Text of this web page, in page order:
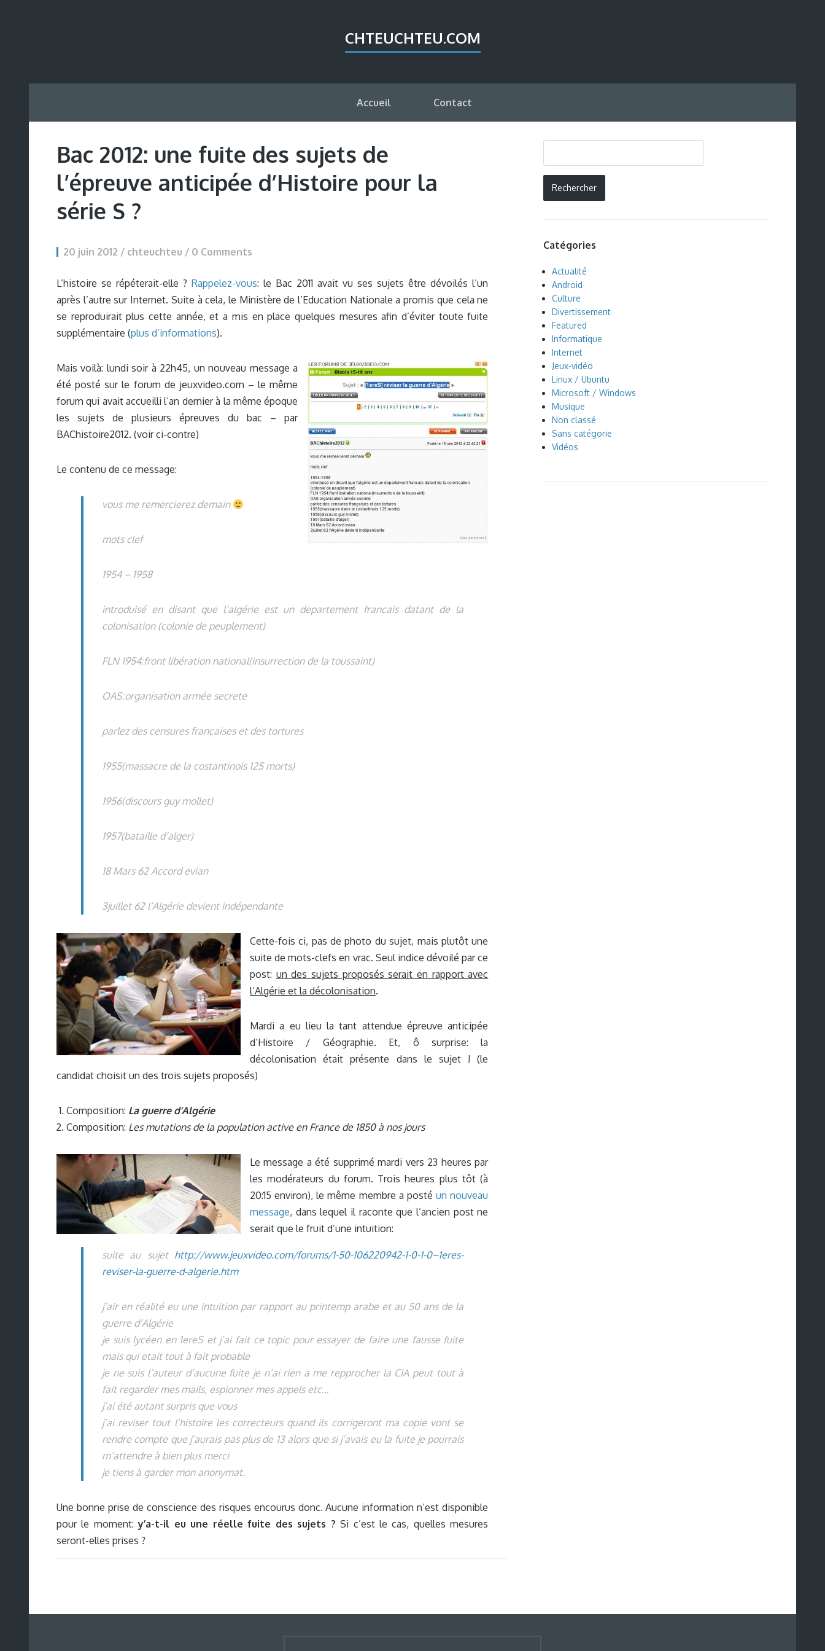
CHTEUCHTEU.COM
Accueil Contact
Bac 2012: une fuite des sujets de
l’épreuve anticipée d’Histoire pour la
série S ?
20 juin 2012 / chteuchteu / 0 Comments
L’histoire se répéterait-elle ?Rappelez-vous: le Bac 2011 avait vu ses sujets être dévoilés l’un
après l’autre sur Internet. Suite à cela, le Ministère de l’Education Nationale a promis que cela ne
se reproduirait plus cette année, et a mis en place quelques mesures afin d’éviter toute fuite
supplémentaire (plus d’informations).
Mais voilà: lundi soir à 22h45, un nouveau message a
été posté sur le forum de jeuxvideo.com – le même
forum qui avait accueilli l’an dernier à la même époque
les sujets de plusieurs épreuves du bac – par
BAChistoire2012. (voir ci-contre)
Le contenu de ce message:
vous me remercierez demain
mots clef
1954 – 1958
introduisé en disant que l’algérie est un departement francais datant de la
colonisation (colonie de peuplement)
FLN 1954:front libération national(insurrection de la toussaint)
OAS:organisation armée secrete
parlez des censures françaises et des tortures
1955(massacre de la costantinois 125 morts)
1956(discours guy mollet)
1957(bataille d’alger)
18 Mars 62 Accord evian
3juillet 62 l’Algérie devient indépendante
Cette-fois ci, pas de photo du sujet, mais plutôt une
suite de mots-clefs en vrac. Seul indice dévoilé par ce
post: un des sujets proposés serait en rapport avec
l’Algérie et la décolonisation.
Mardi a eu lieu la tant attendue épreuve anticipée
d’Histoire / Géographie. Et, ô surprise: la
décolonisation était présente dans le sujet ! (le
candidat choisit un des trois sujets proposés)
Composition: La guerre d’Algérie
Composition: Les mutations de la population active en France de 1850 à nos jours
Le message a été supprimé mardi vers 23 heures par
les modérateurs du forum. Trois heures plus tôt (à
20:15 environ), le même membre a postéun nouveau
message, dans lequel il raconte que l’ancien post ne
serait que le fruit d’une intuition:
suite au sujet http://www.jeuxvideo.com/forums/1-50-106220942-1-0-1-0–1eres-
reviser-la-guerre-d-algerie.htm
j’air en réalité eu une intuition par rapport au printemp arabe et au 50 ans de la
guerre d’Algérie
je suis lycéen en 1ereS et j’ai fait ce topic pour essayer de faire une fausse fuite
mais qui etait tout à fait probable
je ne suis l’auteur d’aucune fuite je n’ai rien a me repprocher la CIA peut tout à
fait regarder mes mails, espionner mes appels etc…
j’ai été autant surpris que vous
j’ai reviser tout l’histoire les correcteurs quand ils corrigeront ma copie vont se
rendre compte que j’aurais pas plus de 13 alors que si j’avais eu la fuite je pourrais
m’attendre à bien plus merci
je tiens à garder mon anonymat.
Une bonne prise de conscience des risques encourus donc. Aucune information n’est disponible
pour le moment:y’a-t-il eu une réelle fuite des sujets ? Si c’est le cas, quelles mesures
seront-elles prises ?
Catégories
Actualité
Android
Culture
Divertissement
Featured
Informatique
Internet
Jeux-vidéo
Linux / Ubuntu
Microsoft / Windows
Musique
Non classé
Sans catégorie
Vidéos